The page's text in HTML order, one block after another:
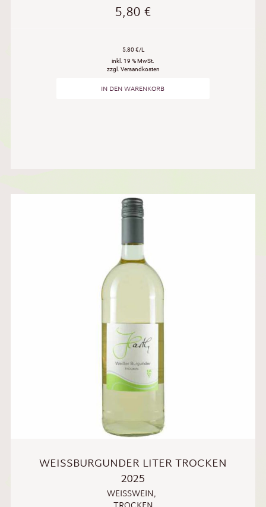
5,80€
5,80 €/L
inkl. 19 % MwSt.
zzgl. Versandkosten
IN DEN WARENKORB
WEISSBURGUNDER LITER TROCKEN 2
025
WEISSWEIN ,